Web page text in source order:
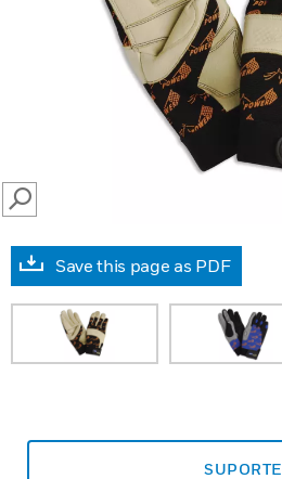
SEARCH
Save this page as PDF
SUPORTE